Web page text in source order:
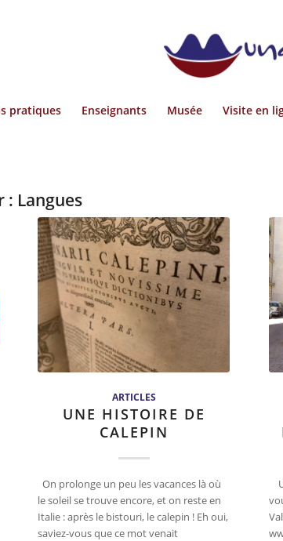
pratiques Enseignants Musée Visite en
: Langues
ARTICLES
UNE HISTOIRE DE
CALEPIN
On prolonge un peu les vacances là où
le soleil se trouve encore, et on reste en
Italie : après le bistouri, le calepin ! Eh oui,
saviez-vous que ce mot venait